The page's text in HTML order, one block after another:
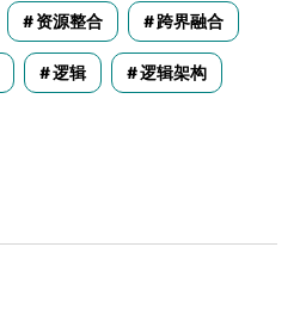
资源整合 跨界融合
逻辑 逻辑架构